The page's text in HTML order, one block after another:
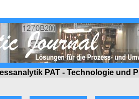
PAT - Technologie und